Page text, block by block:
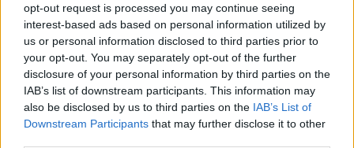
opt-out request is processed you may continue seeing
interest-based ads based on personal information utilized by
us or personal information disclosed to third parties prior to
your opt-out. You may separately opt-out of the further
disclosure of your personal information by third parties on the
IAB’s list of downstream participants. This information may
also be disclosed by us to third parties on the IAB’s List of
Downstream Participants that may further disclose it to other